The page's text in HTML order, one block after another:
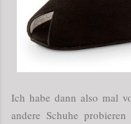
Ich habe dann also mal
andere Schuhe